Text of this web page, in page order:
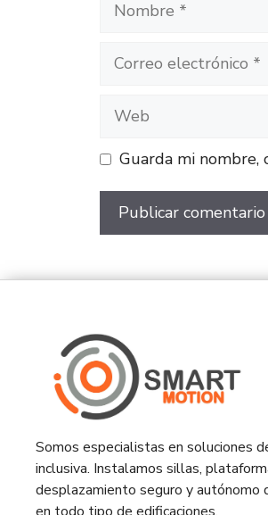
Guarda mi nombre,
Somos especialistas en soluciones
inclusiva. Instalamos sillas,
desplazamiento seguro y autónomo